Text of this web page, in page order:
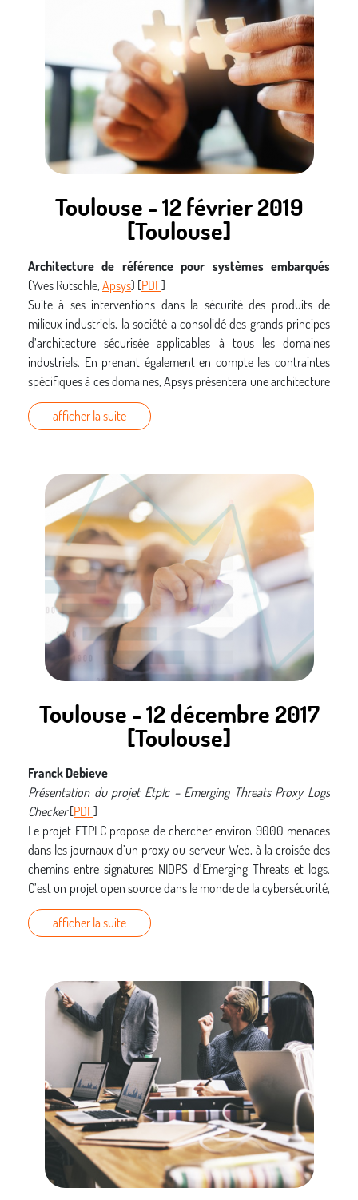
Erwan Beguin (Insa/Laas) [PDF
Les enjeux de la sécurité informatique sont de plus en plus
importants. Dans le cadre de la formation informatique à l’INSA
de Toulouse, une équipe d’étudiants a développé une Escape
Room comme outil pédagogique pour la sensibilisation à la
sécurité informatique. Les objectifs sont d’inculquer de bons
réflexes pour éviter l’ingéniérie sociale et les vulnérabiliés
autour des postes de travail et des objets connectés.
Toulouse - 12 février 2019
[Toulouse]
Architecture de référence pour systèmes embarqués
(Yves Rutschle, Apsys) [PDF]
Suite à ses interventions dans la sécurité des produits de
milieux industriels, la société a consolidé des grands principes
d’architecture sécurisée applicables à tous les domaines
industriels. En prenant également en compte les contraintes
spécifiques à ces domaines, Apsys présentera une architecture
référence qui peut s’appliquer à tous les domaines.
Authentification sur un tarmac
sans fil un avion au sol avec des équipements de l’aéroport. La
principale contrainte est que les interlocuteurs ne se
connaissent pas et, surtout, que la connexion doit s’établir
dans un environnement particulier, le tarmac d’un aéroport
quelconque.
Le TAGA cherche simplement à échanger des identifiants pour
établir une connexion sécurisée sans fil de type Wifi par le
moyen d’un canal secondaire. A cause des contraintes de
l’environnement, un simple QR-Code ou contact NFC ne
peuvent suffire. La présentation est centrée autour du second
canal proposé pour cet échange.
afficher la suite
Toulouse - 12 décembre 2017
[Toulouse]
Franck Debieve
Présentation du projet Etplc – Emerging Threats Proxy Logs
Checker[PDF]
Le projet ETPLC propose de chercher environ 9000 menaces
dans les journaux d’un proxy ou serveur Web, à la croisée des
chemins entre signatures NIDPS d’Emerging Threats et logs.
C’est un projet open source dans le monde de la cybersécurité,
multi proxys et multi langages.
afficher la suite